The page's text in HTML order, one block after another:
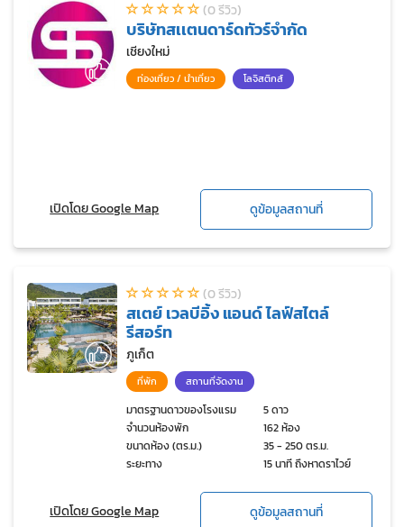
(0 รีวิว)
บริษัทสเเตนดาร์ดทัวร์จำกัด
เชียงใหม่
ท่องเที่ยว / นำเที่ยว โลจิสติกส์
เปิดโดย Google Map ดูข้อมูลสถานที่
(0 รีวิว)
สเตย์ เวลบีอิ้ง แอนด์ ไลฟ์สไตล์
รีสอร์ท
ภูเก็ต
ที่พัก สถานที่จัดงาน
มาตรฐานดาวของโรงแรม
5 ดาว
จำนวนห้องพัก
162 ห้อง
ขนาดห้อง (ตร.ม.)
35 - 250 ตร.ม.
ระยะทาง
15 นาที ถึงหาดราไวย์
เปิดโดย Google Map ดูข้อมูลสถานที่